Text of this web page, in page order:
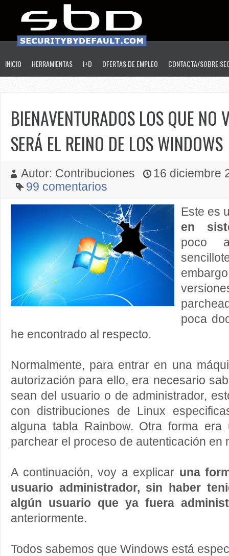
INICIO HERRAMIENTAS I+D OFERTAS DE EMPLEO CONTACTA/SOBRE
BIENAVENTURADOS LOS QUE NO
SERÁ EL REINO DE LOS WINDOWS
Autor: Contribuciones
16 diciembre
99 comentarios
Este es
en
poco
poca
he encontrado al respecto.
Normalmente, para entrar en una
autorización para ello, era necesario
sean del usuario o de administrador,
con distribuciones de Linux
alguna tabla Rainbow. Otra forma
parchear el proceso de autenticación en
A continuación, voy a explicar una
usuario administrador, sin haber
algún usuario que ya fuera
anteriormente.
Todos sabemos que Windows está